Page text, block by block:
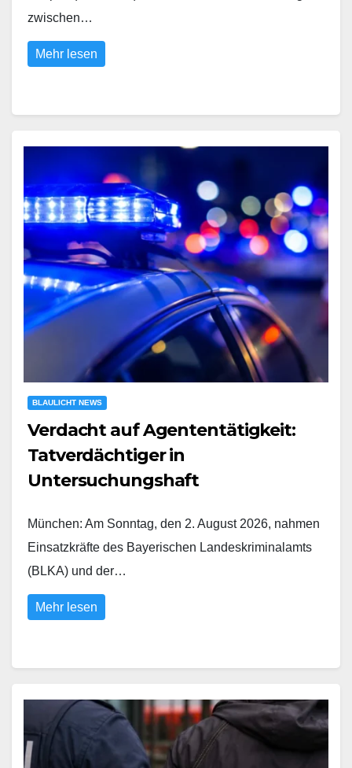
zwischen…
Mehr lesen
BLAULICHT NEWS
Verdacht auf Agententätigkeit:
Tatverdächtiger in
Untersuchungshaft
München: Am Sonntag, den 2. August 2026, nahmen
Einsatzkräfte des Bayerischen Landeskriminalamts
(BLKA) und der…
Mehr lesen